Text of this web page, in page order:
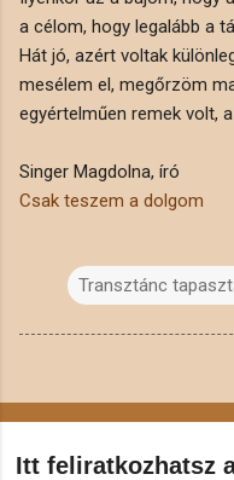
a célom, hogy legalább a
Hát jó, azért voltak
mesélem el, megőrzöm
egyértelműen remek volt,
Singer Magdolna, író
Csak teszem a dolgom
Transztánc
Itt feliratkozhatsz